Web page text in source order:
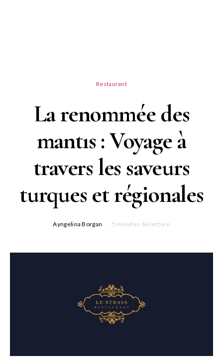
Restaurant
La renommée des
mantıs : Voyage à
travers les saveurs
turques et régionales
Ayngelina Borgan 5 minutes de lecture